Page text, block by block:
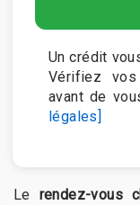
Un crédit
Vérifiez vos
avant de
légales]
Le rendez-vous